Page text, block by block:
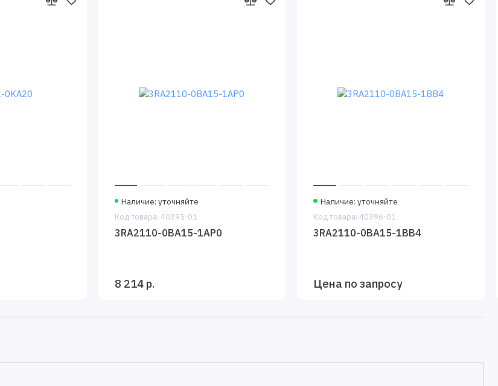
Наличие: уточняйте
Код товара: 40395-01
3RA2110-0BA15-1AP0
8 214 р.
Наличие: уточняйте
Код товара: 40396-01
3RA2110-0BA15-1BB4
Цена по запросу